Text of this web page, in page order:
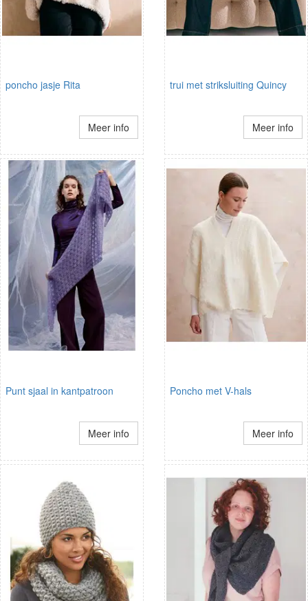
poncho jasje Rita
Meer info
trui met striksluiting Quincy
Meer info
Punt sjaal in kantpatroon
Meer info
Poncho met V-hals
Meer info